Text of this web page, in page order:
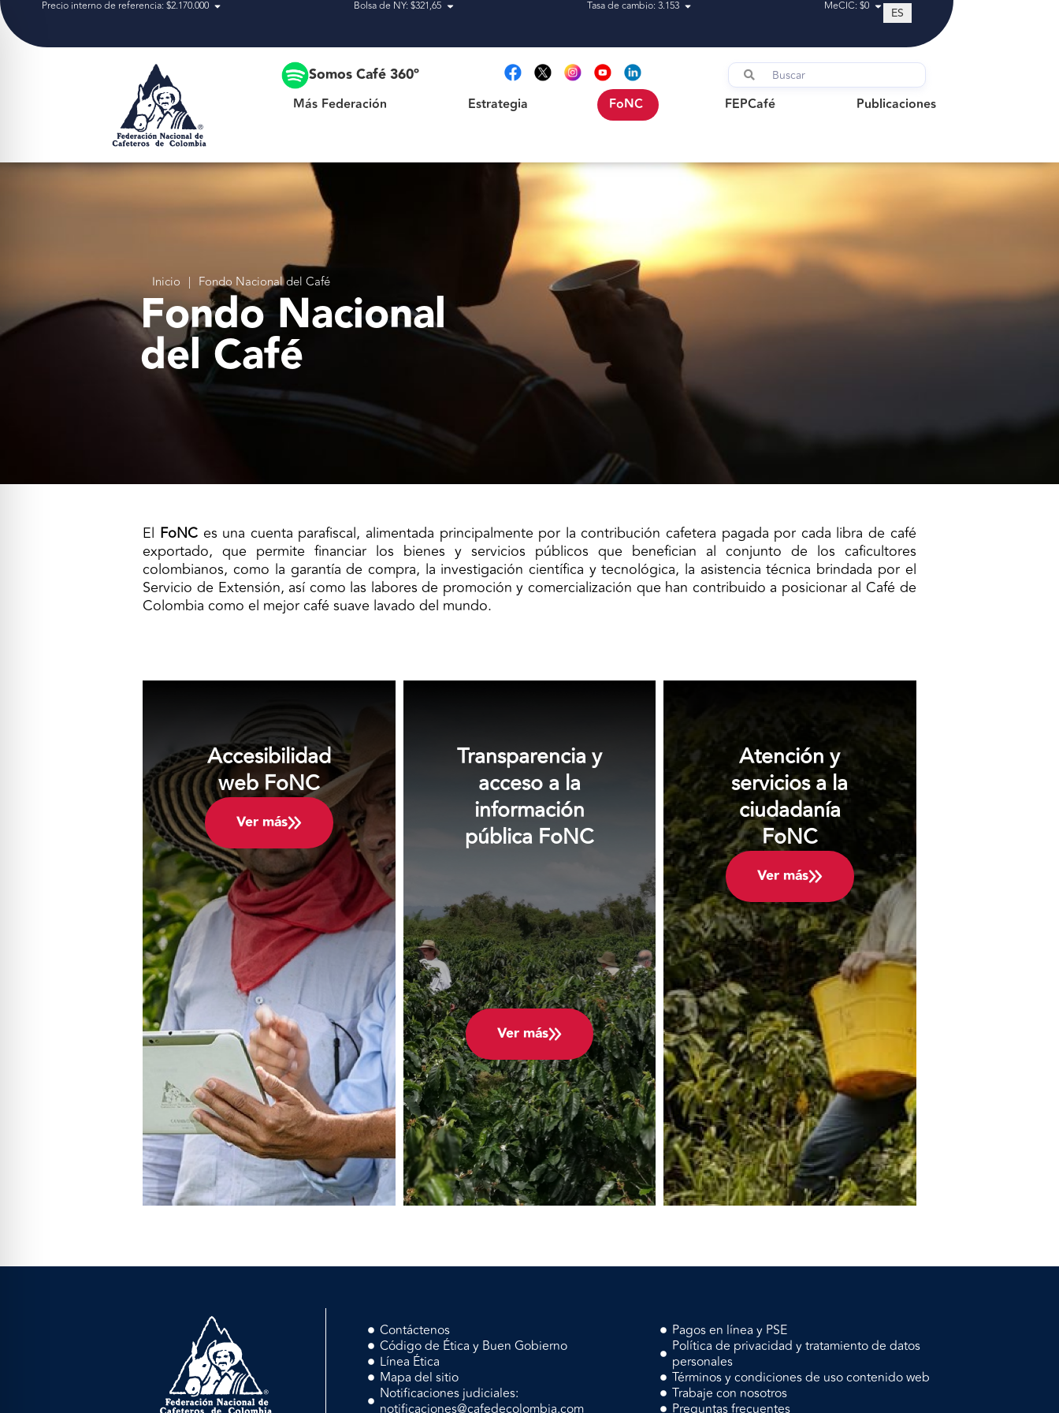
Precio interno de referencia: $2.170.000 Bolsa de NY: $321,65 Tasa de cambio: 3.153 MeCIC: $0 ES
Somos Café 360º
Más Federación Estrategia FoNC FEPCafé Publicaciones
Publicaciones
Inicio | Fondo Nacional del Café
Fondo Nacional
del Café
El FoNC es una cuenta parafiscal, alimentada principalmente por la contribución cafetera pagada por cada libra de café
exportado, que permite financiar los bienes y servicios públicos que benefician al conjunto de los caficultores
colombianos, como la garantía de compra, la investigación científica y tecnológica, la asistencia técnica brindada por el
Servicio de Extensión, así como las labores de promoción y comercialización que han contribuido a posicionar al Café de
Colombia como el mejor café suave lavado del mundo.
Accesibilidad
web FoNC
Ver más
Transparencia y
acceso a la
información
pública FoNC
Ver más
Atención y
servicios a la
ciudadanía
FoNC
Ver más
Contáctenos
Código de Ética y Buen Gobierno
Línea Ética
Mapa del sitio
Notificaciones judiciales:
notificaciones@cafedecolombia.com
Pagos en línea y PSE
Política de privacidad y tratamiento de datos
personales
Términos y condiciones de uso contenido web
Trabaje con nosotros
Preguntas frecuentes